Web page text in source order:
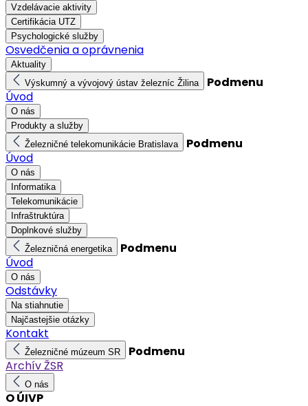
Vzdelávacie aktivity
Certifikácia UTZ
Psychologické služby
Osvedčenia a oprávnenia
Aktuality
Výskumný a vývojový ústav železníc Žilina
Podmenu
Úvod
O nás
Produkty a služby
Železničné telekomunikácie Bratislava
Podmenu
Úvod
O nás
Informatika
Telekomunikácie
Infraštruktúra
Doplnkové služby
Železničná energetika
Podmenu
Úvod
O nás
Odstávky
Na stiahnutie
Najčastejšie otázky
Kontakt
Železničné múzeum SR
Podmenu
Archív ŽSR
O nás
O ÚIVP